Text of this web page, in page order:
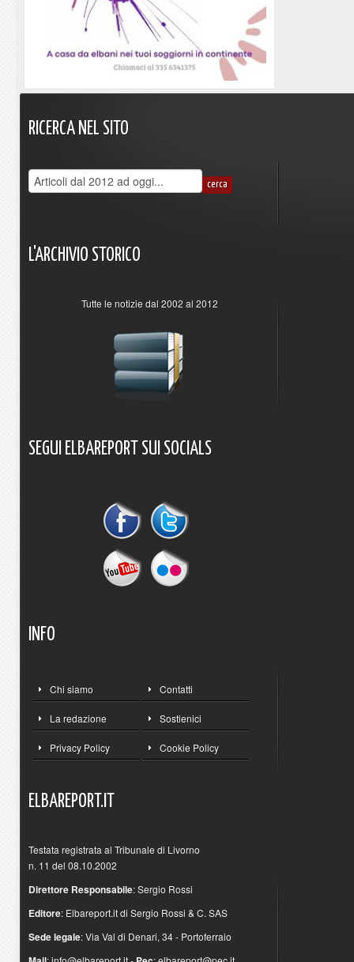
RICERCA NEL SITO
L'ARCHIVIO STORICO
Tutte le notizie dal 2002 al 2012
SEGUI ELBAREPORT SUI SOCIALS
INFO
Chi siamo Contatti
La redazione Sostienici
Privacy Policy Cookie Policy
ELBAREPORT.IT
Testata registrata al Tribunale di Livorno
n. 11 del 08.10.2002
Direttore Responsabile: Sergio Rossi
Editore: Elbareport.it di Sergio Rossi & C. SAS
Sede legale: Via Val di Denari, 34 - Portoferraio